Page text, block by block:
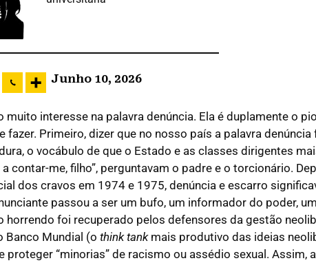
Junho 10, 2026
muito interesse na palavra denúncia. Ela é duplamente o
fazer. Primeiro, dizer que no nosso país a palavra
o vocábulo de que o Estado e as classes dirigentes
contar-me, filho”, perguntavam o padre e o torcionário.
dos cravos em 1974 e 1975, denúncia e escarro
passou a ser um bufo, um informador do poder,
horrendo foi recuperado pelos defensores da gestão
Banco Mundial (o think tankmais produtivo das ideias
proteger “minorias” de racismo ou assédio sexual. Assim,